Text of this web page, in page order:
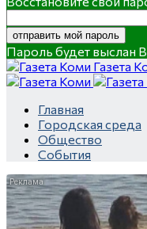
Пароль будет выслан
Газета
Главная
Городская среда
Общество
События